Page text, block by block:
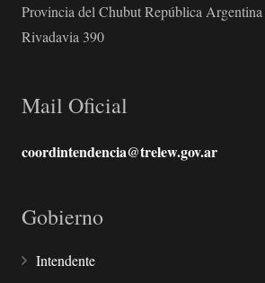
Provincia del Chubut República Argentina
Rivadavia 390
Mail Oficial
coordintendencia@trelew.gov.ar
Gobierno
Intendente